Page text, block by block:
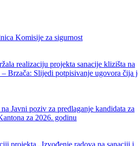
kulture i sporta Osman Somun, uručio
škola koji su nakon pripravničkog